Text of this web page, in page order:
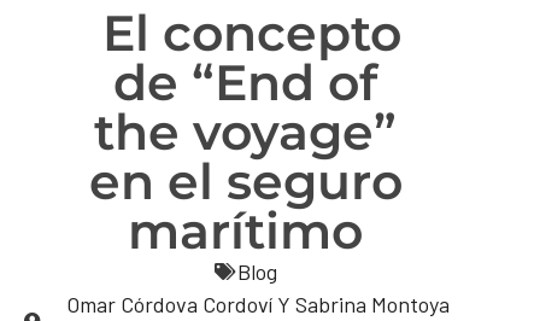
El concepto
de “End of
the voyage”
en el seguro
marítimo
Blog
Omar Córdova Cordoví Y Sabrina Montoya